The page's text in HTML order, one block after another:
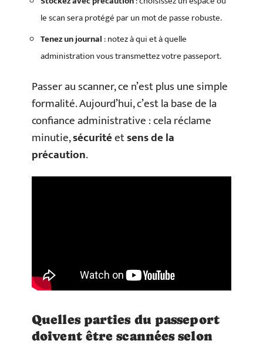
le scan sera protégé par un mot de passe robuste.
Tenez un journal: notez à qui et à quelle
administration vous transmettez votre passeport.
Passer au scanner, ce n’est plus une simple
formalité. Aujourd’hui, c’est la base de la
confiance administrative : cela réclame
minutie,sécuritéetsens de la
précaution.
Quelles parties du passeport
doivent être scannées selon